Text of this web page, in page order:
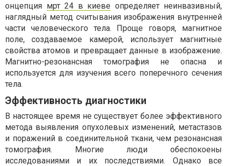
онцепция мрт 24 в киеве определяет неинвазивный,
наглядный метод считывания изображения внутренней
части человеческого тела. Проще говоря, магнитное
поле, создаваемое камерой, использует магнитные
свойства атомов и превращает данные в изображение.
Магнитно-резонансная томография не опасна и
используется для изучения всего поперечного сечения
тела.
Эффективность диагностики
В настоящее время не существует более эффективного
метода выявления опухолевых изменений, метастазов
и поражений в соединительной ткани, чем резонансная
томография. Многие люди обеспокоены
исследованиями и их последствиями. Однако все